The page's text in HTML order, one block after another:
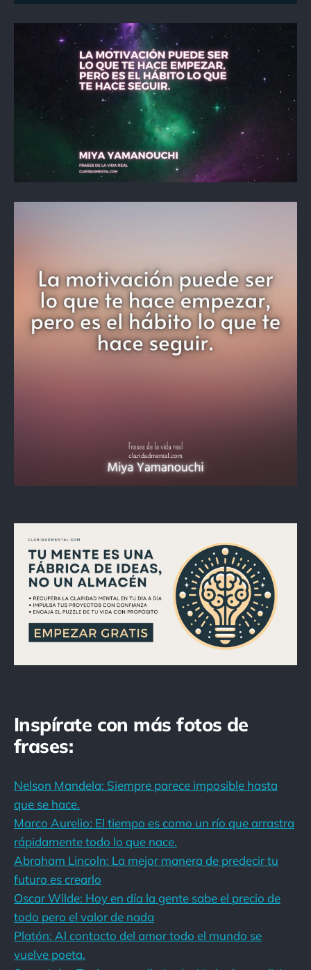
Inspírate con más fotos de
frases:
Nelson Mandela: Siempre parece imposible hasta
que se hace.
Marco Aurelio: El tiempo es como un río que arrastra
rápidamente todo lo que nace.
Abraham Lincoln: La mejor manera de predecir tu
futuro es crearlo
Oscar Wilde: Hoy en día la gente sabe el precio de
todo pero el valor de nada
Platón: Al contacto del amor todo el mundo se
vuelve poeta.